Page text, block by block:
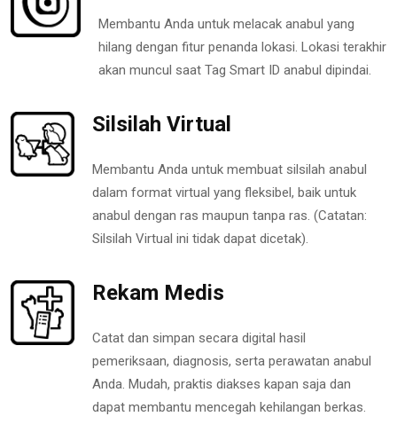
Membantu Anda untuk melacak anabul yang
hilang dengan fitur penanda lokasi. Lokasi terakhir
akan muncul saat Tag Smart ID anabul dipindai.
Silsilah Virtual
Membantu Anda untuk membuat silsilah anabul
dalam format virtual yang fleksibel, baik untuk
anabul dengan ras maupun tanpa ras. (Catatan:
Silsilah Virtual ini tidak dapat dicetak).
Rekam Medis
Catat dan simpan secara digital hasil
pemeriksaan, diagnosis, serta perawatan anabul
Anda. Mudah, praktis diakses kapan saja dan
dapat membantu mencegah kehilangan berkas.